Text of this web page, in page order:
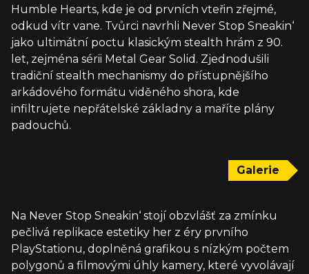
Humble Hearts, kde je od prvních vteřin zřejmé,
odkud vítr vane. Tvůrci navrhli Never Stop Sneakin‘
jako ultimátní poctu klasickým stealth hrám z 90.
let, zejména sérii Metal Gear Solid. Zjednodušili
tradiční stealth mechanismy do přístupnějšího
arkádového formátu viděného shora, kde
infiltrujete nepřátelské základny a maříte plány
padouchů.
Galerie
Na Never Stop Sneakin‘ stojí obzvlášť za zmínku
pečlivá replikace estetiky her z éry prvního
PlayStationu, doplněná grafikou s nízkým počtem
polygonů a filmovými úhly kamery, které vyvolávají